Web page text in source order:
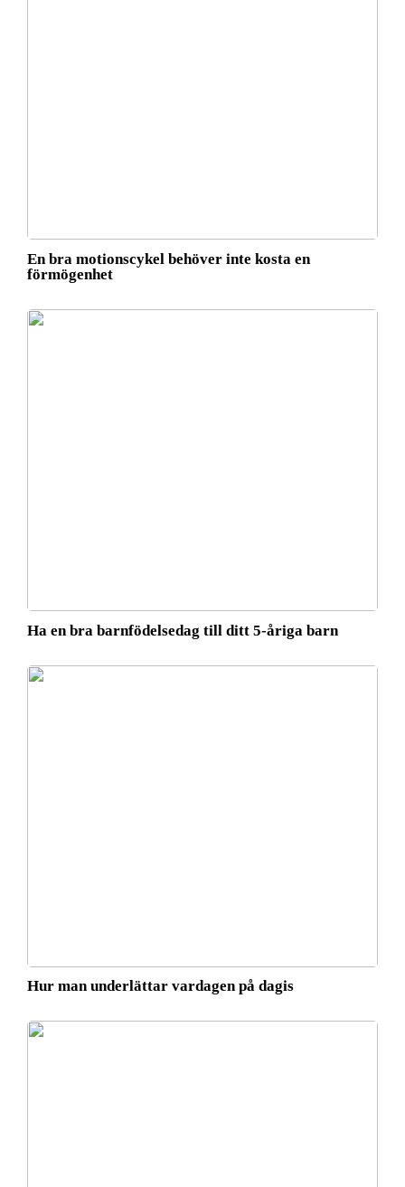
En bra motionscykel behöver inte kosta en
förmögenhet
Ha en bra barnfödelsedag till ditt 5-åriga barn
Hur man underlättar vardagen på dagis